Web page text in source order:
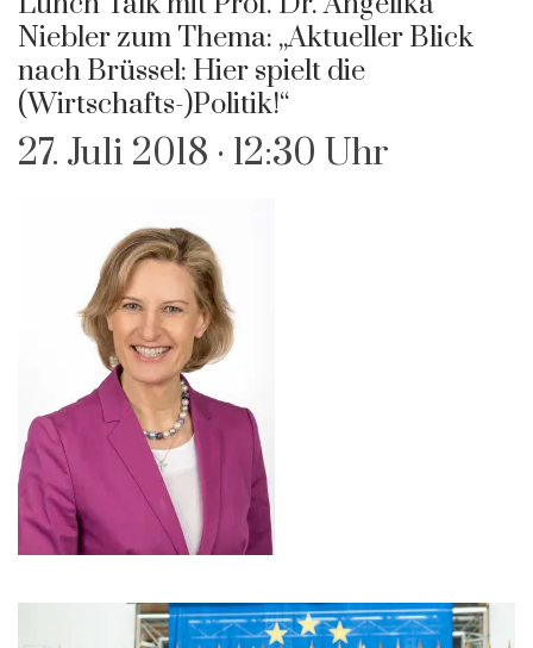
Niebler zum Thema: „Aktueller Blick
nach Brüssel: Hier spielt die
(Wirtschafts-)Politik!“
27. Juli 2018 · 12:30 Uhr